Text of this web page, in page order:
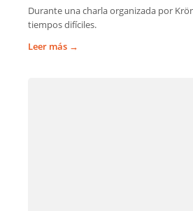
Durante una charla organizada por
tiempos difíciles.
Leer más →